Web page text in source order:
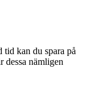
kan du spara på
dessa nämligen